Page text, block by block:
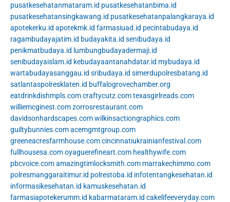
pusatkesehatanmataram.id pusatkesehatanbima.id
pusatkesehatansingkawang.id pusatkesehatanpalangkaraya.id
apotekerku.id apotekmk.id farmasiuad.id pecintabudaya.id
ragambudayajatim.id budayakita.id senibudaya.id
penikmatbudaya.id lumbungbudayadermaji.id
senibudayaislam.id kebudayaantanahdatar.id mybudaya.id
wartabudayasanggau.id sribudaya.id simerdupolresbatang.id
satlantaspolresklaten.id buffalogrovechamber.org
eatdrinkdishmpls.comcraftycutz.comtexasgirlreads.com
williemcginest.comzorrosrestaurant.com
davidsonhardscapes.comwilkinsactiongraphics.com
guiltybunnies.comacemgmtgroup.com
greeneacresfarmhouse.comcincinnatiukrainianfestival.com
fullhousesa.comoyaguerefineart.com healthywife.com
pbcvoice.comamazingtimlocksmith.com marrakechimmo.com
polresmanggaraitimur.id polrestoba.id infotentangkesehatan.id
informasikesehatan.id kamuskesehatan.id
farmasiapotekerumm.id kabarmataram.id cakelifeeveryday.com